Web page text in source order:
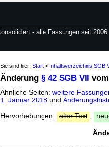
- alle Fassungen seit 2006
Sie sind hier: Start > Inhaltsverzeichnis SGB
Änderung § 42 SGB VII
Ähnliche Seiten: weitere
1. Januar 2018 und
Hervorhebungen:
alter Text